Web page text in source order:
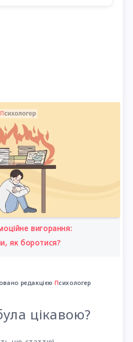
вигорання:
як боротися?
редакцією Психологер
цікавою?